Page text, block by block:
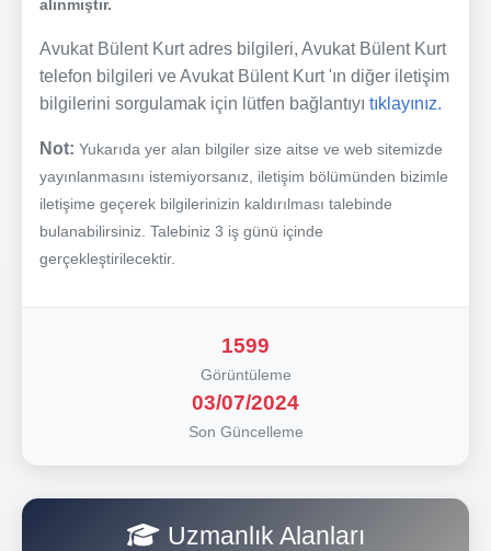
alınmıştır.
Avukat Bülent Kurt adres bilgileri, Avukat Bülent Kurt
telefon bilgileri ve Avukat Bülent Kurt 'ın diğer iletişim
bilgilerini sorgulamak için lütfen bağlantıyı tıklayınız.
Not: Yukarıda yer alan bilgiler size aitse ve web sitemizde
yayınlanmasını istemiyorsanız, iletişim bölümünden bizimle
iletişime geçerek bilgilerinizin kaldırılması talebinde
bulanabilirsiniz. Talebiniz 3 iş günü içinde
gerçekleştirilecektir.
1599
Görüntüleme
03/07/2024
Son Güncelleme
Uzmanlık Alanları